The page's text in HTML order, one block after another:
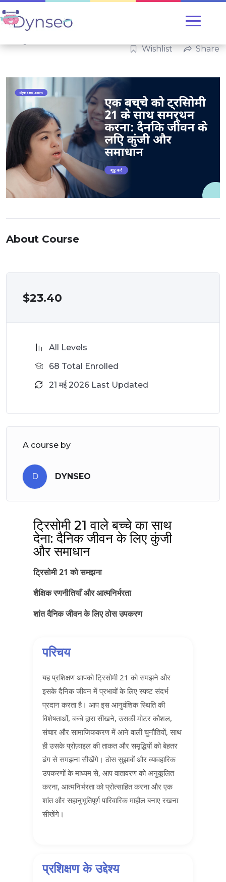
Wishlist Share
About Course
$23.40
All Levels
68 Total Enrolled
21 मई 2026 Last Updated
A course by
D DYNSEO
ट्रिसोमी 21 वाले बच्चे का साथ
देना: दैनिक जीवन के लिए कुंजी
और समाधान
ट्रिसोमी 21 को समझना
शैक्षिक रणनीतियाँ और आत्मनिर्भरता
शांत दैनिक जीवन के लिए ठोस उपकरण
परिचय
यह प्रशिक्षण आपको ट्रिसोमी 21 को समझने और
इसके दैनिक जीवन में प्रभावों के लिए स्पष्ट संदर्भ
प्रदान करता है। आप इस आनुवंशिक स्थिति की
विशेषताओं, बच्चे द्वारा सीखने, उसकी मोटर कौशल,
संचार और सामाजिककरण में आने वाली चुनौतियों, साथ
ही उसके प्रोफ़ाइल की ताकत और समृद्धियों को बेहतर
ढंग से समझना सीखेंगे। ठोस सुझावों और व्यावहारिक
उपकरणों के माध्यम से, आप वातावरण को अनुकूलित
करना, आत्मनिर्भरता को प्रोत्साहित करना और एक
शांत और सहानुभूतिपूर्ण पारिवारिक माहौल बनाए रखना
सीखेंगे।
प्रशिक्षण के उद्देश्य